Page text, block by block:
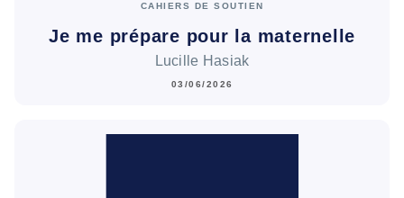
CAHIERS DE SOUTIEN
Je me prépare pour la maternelle
Lucille Hasiak
03/06/2026